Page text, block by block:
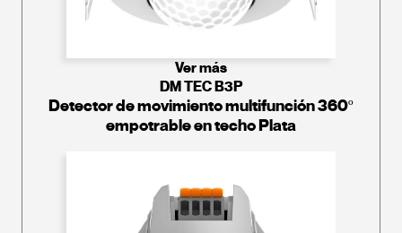
Ver más
DM TEC B3P
Detector de movimiento multifunción 360º
empotrable en techo Plata